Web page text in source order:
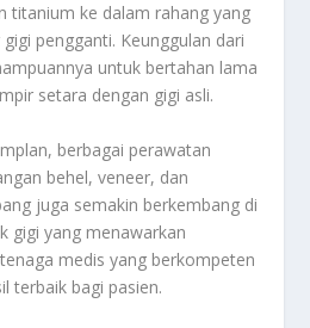
titanium ke dalam rahang yang
pengganti. Keunggulan dari
untuk bertahan lama
setara dengan gigi asli.
berbagai perawatan
behel, veneer, dan
juga semakin berkembang di
gigi yang menawarkan
medis yang berkompeten
terbaik bagi pasien.